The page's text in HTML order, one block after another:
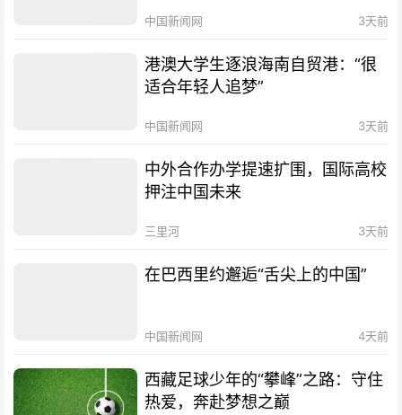
中国新闻网 3天前
港澳大学生逐浪海南自贸港：“很
适合年轻人追梦”
中国新闻网 3天前
中外合作办学提速扩围，国际高校
押注中国未来
三里河 3天前
在巴西里约邂逅“舌尖上的中国”
中国新闻网 4天前
西藏足球少年的“攀峰”之路：守住
热爱，奔赴梦想之巅